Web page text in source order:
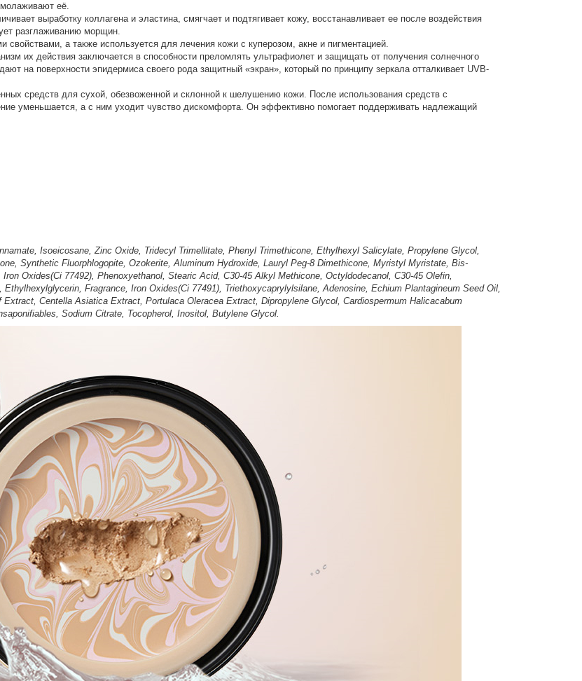
её.
выработку коллагена и эластина, смягчает и подтягивает кожу, восстанавливает ее после воздействия
разглаживанию морщин.
а также используется для лечения кожи с куперозом, акне и пигментацией.
их действия заключается в способности преломлять ультрафиолет и защищать от получения солнечного
на поверхности эпидермиса своего рода защитный «экран», который по принципу зеркала отталкивает UVB-
средств для сухой, обезвоженной и склонной к шелушению кожи. После использования средств с
уменьшается, а с ним уходит чувство дискомфорта. Он эффективно помогает поддерживать надлежащий
Isoeicosane, Zinc Oxide, Tridecyl Trimellitate, Phenyl Trimethicone, Ethylhexyl Salicylate, Propylene Glycol,
Synthetic Fluorphlogopite, Ozokerite, Aluminum Hydroxide, Lauryl Peg-8 Dimethicone, Myristyl Myristate, Bis-
Oxides(Ci 77492), Phenoxyethanol, Stearic Acid, C30-45 Alkyl Methicone, Octyldodecanol, C30-45 Olefin,
Fragrance, Iron Oxides(Ci 77491), Triethoxycaprylylsilane, Adenosine, Echium Plantagineum Seed Oil,
Centella Asiatica Extract, Portulaca Oleracea Extract, Dipropylene Glycol, Cardiospermum Halicacabum
Sodium Citrate, Tocopherol, Inositol, Butylene Glycol.